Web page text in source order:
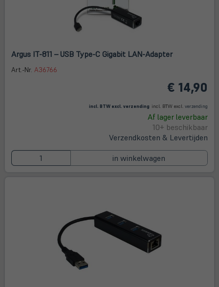
Argus IT-811 – USB Type-C Gigabit LAN-Adapter
Art.-Nr. A36766
€ 14,90
incl. BTW excl. verzending incl. BTW excl. verzending
Af lager leverbaar
10+ beschikbaar
Verzendkosten & Levertijden
in winkelwagen